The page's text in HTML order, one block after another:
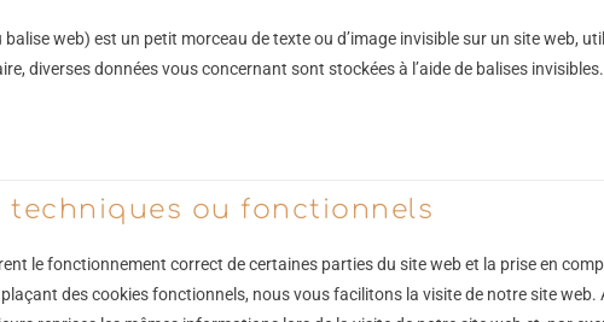
balise web) est un petit morceau de texte ou d’image invisible sur un site web,
diverses données vous concernant sont stockées à l’aide de balises invisibles.
techniques ou fonctionnels
le fonctionnement correct de certaines parties du site web et la prise en
des cookies fonctionnels, nous vous facilitons la visite de notre site web.